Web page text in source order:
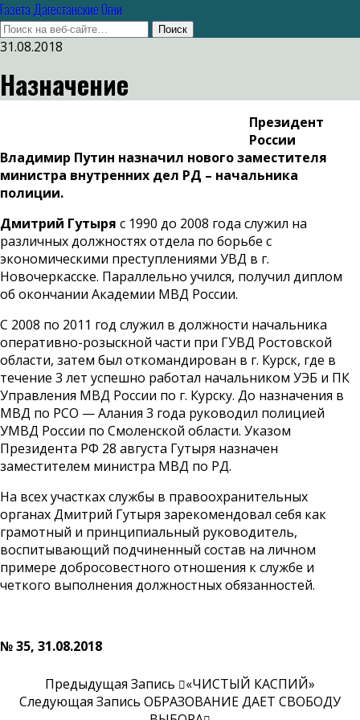
Газета Дагестанские Огни
31.08.2018
Назначение
Президент
России
Владимир Путин назначил нового заместителя
министра внутренних дел РД – начальника
полиции.
Дмитрий Гутыря с 1990 до 2008 года служил на
различных должностях отдела по борьбе с
экономическими преступлениями УВД в г.
Новочеркасске. Параллельно учился, получил диплом
об окончании Академии МВД России.
С 2008 по 2011 год служил в должности начальника
оперативно-розыскной части при ГУВД Ростовской
области, затем был откомандирован в г. Курск, где в
течение 3 лет успешно работал начальником УЭБ и ПК
Управления МВД России по г. Курску. До назначения в
МВД по РСО — Алания 3 года руководил полицией
УМВД России по Смоленской области. Указом
Президента РФ 28 августа Гутыря назначен
заместителем министра МВД по РД.
На всех участках службы в правоохранительных
органах Дмитрий Гутыря зарекомендовал себя как
грамотный и принципиальный руководитель,
воспитывающий подчиненный состав на личном
примере добросовестного отношения к службе и
четкого выполнения должностных обязанностей.
№ 35, 31.08.2018
Предыдущая Запись
«ЧИСТЫЙ КАСПИЙ»
Следующая Запись ОБРАЗОВАНИЕ ДАЕТ СВОБОДУ